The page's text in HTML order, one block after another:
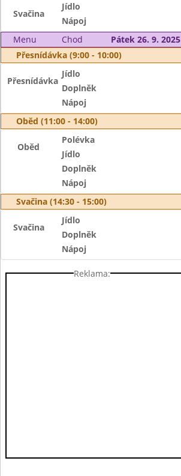
Svačina
Jídlo
Nápoj
Menu
Chod
Pátek 26. 9. 2025
Přesnídávka (9:00 - 10:00)
Přesnídávka
Jídlo
Doplněk
Nápoj
Oběd (11:00 - 14:00)
Oběd
Polévka
Jídlo
Doplněk
Nápoj
Svačina (14:30 - 15:00)
Svačina
Jídlo
Doplněk
Nápoj
Reklama: